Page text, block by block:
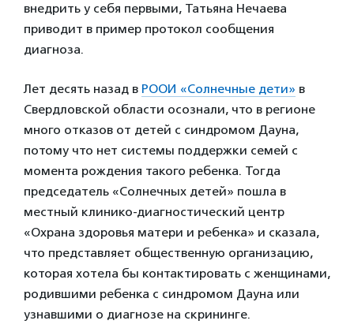
внедрить у себя первыми, Татьяна Нечаева
приводит в пример протокол сообщения
диагноза.
Лет десять назад в РООИ «Солнечные дети» в
Свердловской области осознали, что в регионе
много отказов от детей с синдромом Дауна,
потому что нет системы поддержки семей с
момента рождения такого ребенка. Тогда
председатель «Солнечных детей» пошла в
местный клинико-диагностический центр
«Охрана здоровья матери и ребенка» и сказала,
что представляет общественную организацию,
которая хотела бы контактировать с женщинами,
родившими ребенка с синдромом Дауна или
узнавшими о диагнозе на скрининге.